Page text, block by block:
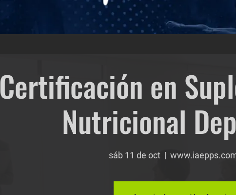
Certificación en
Nutricional
sáb 11 de oct
  |